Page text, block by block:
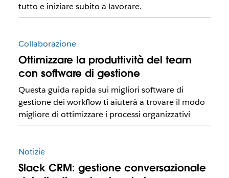
tutto e iniziare subito a lavorare.
Collaborazione
Ottimizzare la produttività del team
con software di gestione
Questa guida rapida sui migliori software di
gestione dei workflow ti aiuterà a trovare il modo
migliore di ottimizzare i processi organizzativi
Notizie
Slack CRM: gestione conversazionale